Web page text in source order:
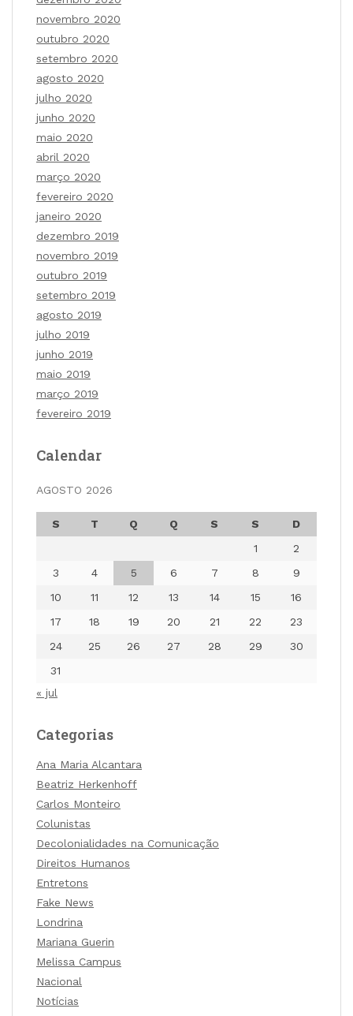
novembro 2020
outubro 2020
setembro 2020
agosto 2020
julho 2020
junho 2020
maio 2020
abril 2020
março 2020
fevereiro 2020
janeiro 2020
dezembro 2019
novembro 2019
outubro 2019
setembro 2019
agosto 2019
julho 2019
junho 2019
maio 2019
março 2019
fevereiro 2019
Calendar
AGOSTO 2026
S T Q Q S S
D
1
2
3
4 5 6 7 8
9
10
11 12 13 14 15
16
17
18 19 20 21 22
23
24
25 26 27 28 29
30
31
« jul
Categorias
Ana Maria Alcantara
Beatriz Herkenhoff
Carlos Monteiro
Colunistas
Decolonialidades na Comunicação
Direitos Humanos
Entretons
Fake News
Londrina
Mariana Guerin
Melissa Campus
Nacional
Notícias